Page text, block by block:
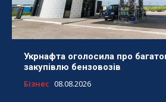
Укрнафта оголосила про
закупівлю бензовозів
Бізнес 08.08.2026